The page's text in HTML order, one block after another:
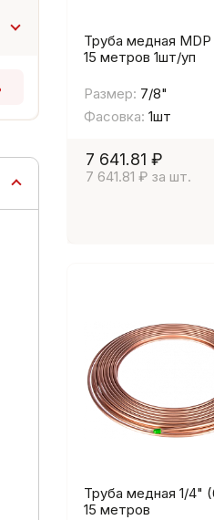
Труба медная
15 метров 1шт/уп
Размер: 7/8"
Фасовка: 1шт
7 641.81 ₽
7 641.81 ₽ за шт.
Труба медная 1/4"
15 метров